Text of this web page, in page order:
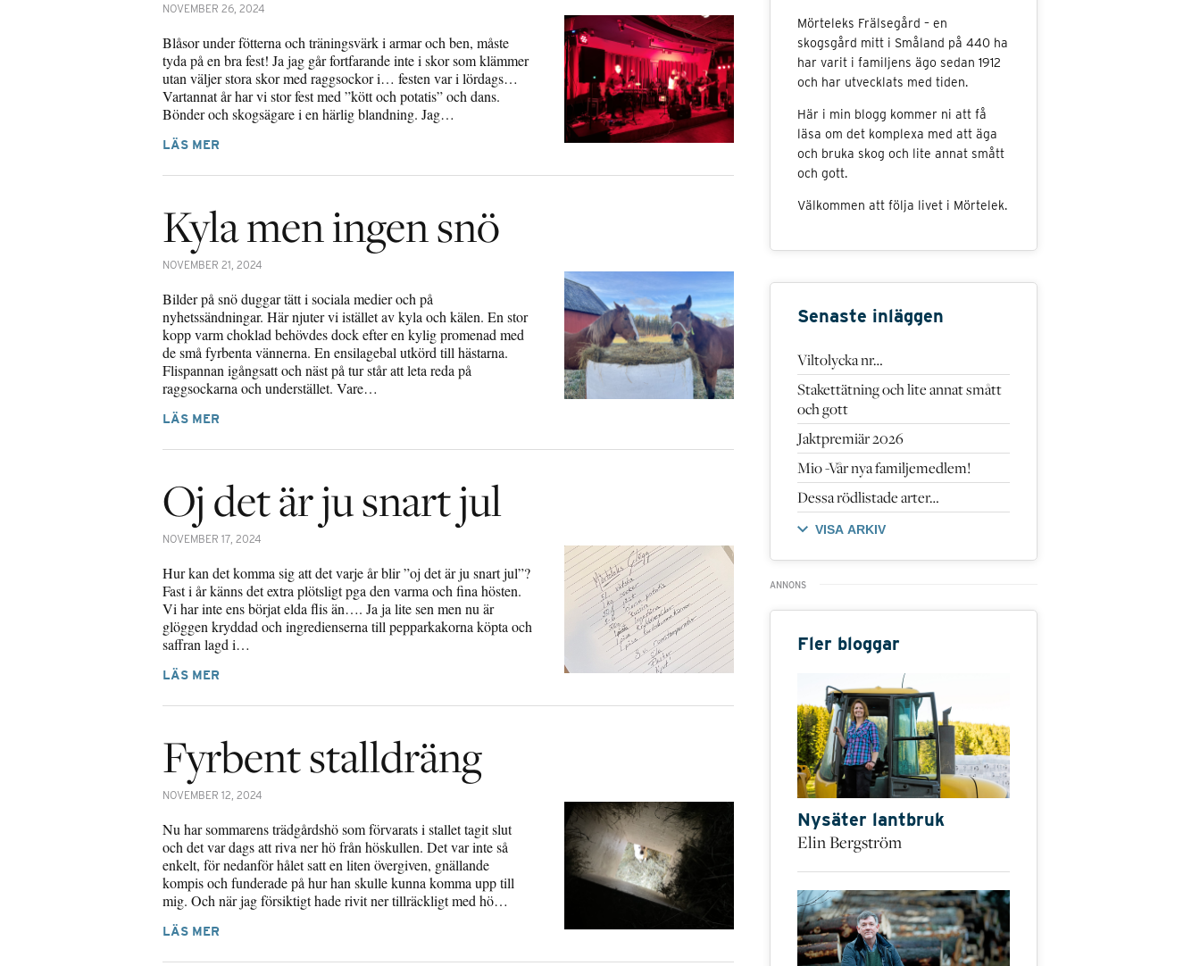
NOVEMBER 26, 2024
Blåsor under fötterna och träningsvärk i armar och ben, måste
tyda på en bra fest! Ja jag går fortfarande inte i skor som klämmer
utan väljer stora skor med raggsockor i… festen var i lördags…
Vartannat år har vi stor fest med ”kött och potatis” och dans.
Bönder och skogsägare i en härlig blandning. Jag…
LÄS MER
Kyla men ingen snö
NOVEMBER 21, 2024
Bilder på snö duggar tätt i sociala medier och på
nyhetssändningar. Här njuter vi istället av kyla och kälen. En stor
kopp varm choklad behövdes dock efter en kylig promenad med
de små fyrbenta vännerna. En ensilagebal utkörd till hästarna.
Flispannan igångsatt och näst på tur står att leta reda på
raggsockarna och understället. Vare…
LÄS MER
Oj det är ju snart jul
NOVEMBER 17, 2024
Hur kan det komma sig att det varje år blir ”oj det är ju snart jul”?
Fast i år känns det extra plötsligt pga den varma och fina hösten.
Vi har inte ens börjat elda flis än…. Ja ja lite sen men nu är
glöggen kryddad och ingredienserna till pepparkakorna köpta och
saffran lagd i…
LÄS MER
Fyrbent stalldräng
NOVEMBER 12, 2024
Nu har sommarens trädgårdshö som förvarats i stallet tagit slut
och det var dags att riva ner hö från höskullen. Det var inte så
enkelt, för nedanför hålet satt en liten övergiven, gnällande
kompis och funderade på hur han skulle kunna komma upp till
mig. Och när jag försiktigt hade rivit ner tillräckligt med hö…
LÄS MER
Mörteleks Frälsegård – en
skogsgård mitt i Småland på 440 ha
har varit i familjens ägo sedan 1912
och har utvecklats med tiden.
Här i min blogg kommer ni att få
läsa om det komplexa med att äga
och bruka skog och lite annat smått
och gott.
Välkommen att följa livet i Mörtelek.
Senaste inläggen
Viltolycka nr…
Stakettätning och lite annat smått
och gott
Jaktpremiär 2026
Mio -Vår nya familjemedlem!
Dessa rödlistade arter…
VISA ARKIV
Fler bloggar
Nysäter lantbruk
Elin Bergström